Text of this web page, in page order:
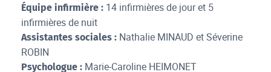
Équipe infirmière : 14 infirmières de jour et 5
infirmières de nuit
Assistantes sociales : Nathalie MINAUD et Séverine
ROBIN
Psychologue : Marie-Caroline HEIMONET